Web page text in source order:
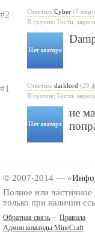
#2 Ответил: Cyber (7
В группе: Гости,
#1 Ответил: darklord (29
В группе: Гости,
не
© 2007-2014 — «
Полное или частичное
только при наличии
Обратная связь – Правила
Админ команды MineCraft